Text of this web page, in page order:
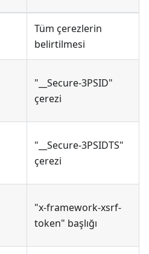
Tüm çerezlerin
belirtilmesi
"__Secure-3PSID"
çerezi
"__Secure-3PSIDTS"
çerezi
"x-framework-xsrf-
token" başlığı